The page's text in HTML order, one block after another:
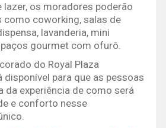
lazer, os moradores poderão
como coworking, salas de
lavanderia, mini
gourmet com ofurô.
do Royal Plaza
disponível para que as pessoas
da experiência de como será
e conforto nesse